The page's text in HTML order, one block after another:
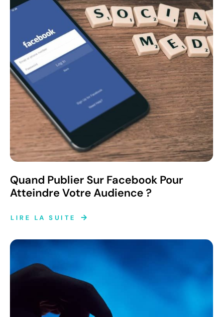
Quand Publier Sur Facebook Pour
Atteindre Votre Audience ?
LIRE LA SUITE